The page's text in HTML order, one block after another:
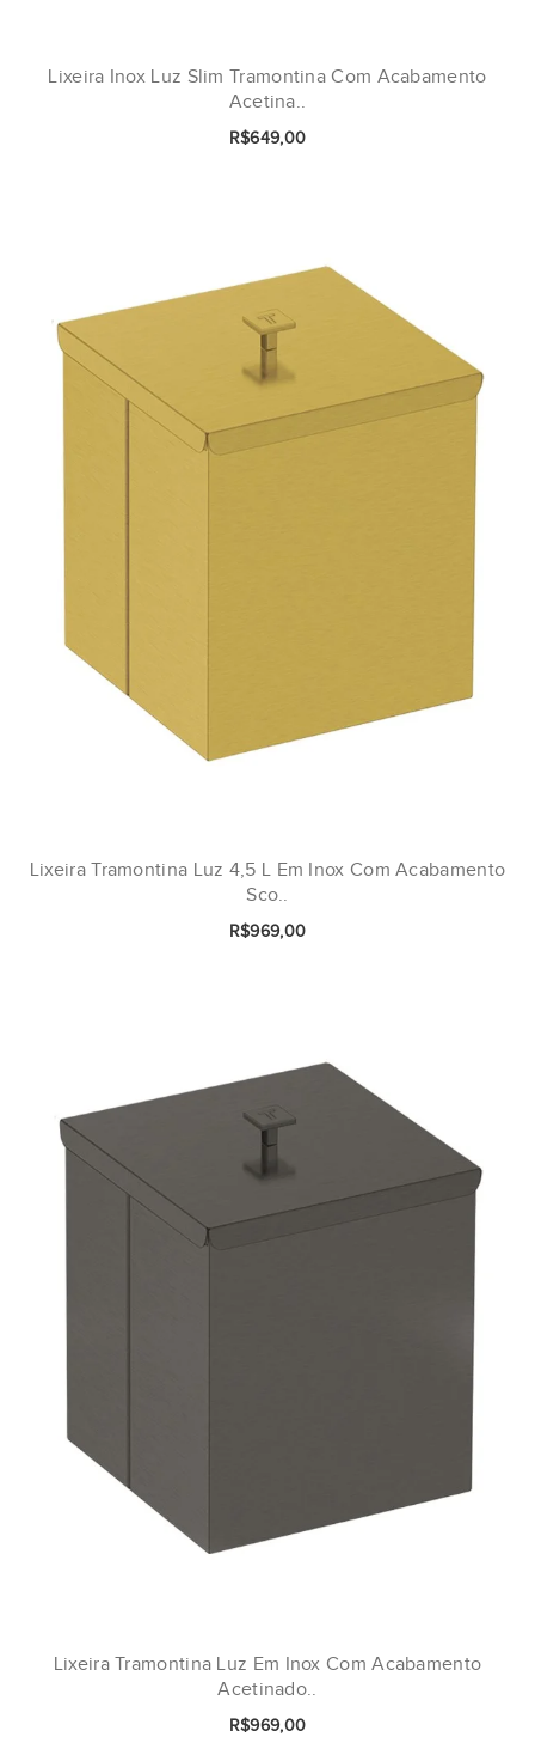
Lixeira Inox Luz Slim Tramontina Com Acabamento
Acetina..
R$649,00
Lixeira Tramontina Luz 4,5 L Em Inox Com Acabamento
Sco..
R$969,00
Lixeira Tramontina Luz Em Inox Com Acabamento
Acetinado..
R$969,00